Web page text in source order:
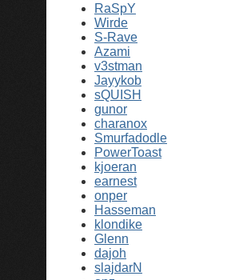
RaSpY
Wirde
S-Rave
Azami
v3stman
Jayykob
sQUISH
gunor
charanox
Smurfadodle
PowerToast
kjoeran
earnest
onper
Hasseman
klondike
Glenn
dajoh
slajdarN